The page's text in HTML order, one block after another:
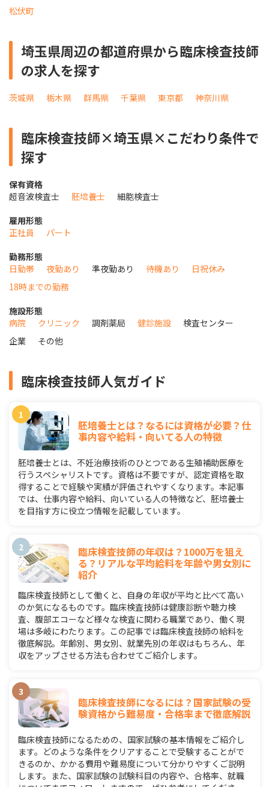
松伏町
埼玉県周辺の都道府県から臨床検査技師
の求人を探す
茨城県 栃木県 群馬県 千葉県 東京都 神奈川県
臨床検査技師×埼玉県×こだわり条件で
探す
保有資格
超音波検査士
胚培養士
細胞検査士
雇用形態
正社員
パート
勤務形態
日勤帯
夜勤あり 準夜勤あり 待機あり
日祝休み
18時までの勤務
施設形態
病院
クリニック 調剤薬局 健診施設
検査センター
企業
その他
臨床検査技師人気ガイド
胚培養士とは？なるには資格が必要？仕
事内容や給料・向いてる人の特徴
胚培養士とは、不妊治療技術のひとつである生殖補助医療を
行うスペシャリストです。資格は不要ですが、認定資格を取
得することで経験や実績が評価されやすくなります。本記事
では、仕事内容や給料、向いている人の特徴など、胚培養士
を目指す方に役立つ情報を記載しています。
臨床検査技師の年収は？1000万を狙え
る？リアルな平均給料を年齢や男女別に
紹介
臨床検査技師として働くと、自身の年収が平均と比べて高い
のか気になるものです。臨床検査技師は健康診断や聴力検
査、腹部エコーなど様々な検査に関わる職業であり、働く現
場は多岐にわたります。この記事では臨床検査技師の給料を
徹底解説。年齢別、男女別、就業先別の年収はもちろん、年
収をアップさせる方法も合わせてご紹介します。
臨床検査技師になるには？国家試験の受
験資格から難易度・合格率まで徹底解説
臨床検査技師になるための、国家試験の基本情報をご紹介し
ます。どのような条件をクリアすることで受験することがで
きるのか、かかる費用や難易度について分かりやすくご説明
します。また、国家試験の試験科目の内容や、合格率、就職